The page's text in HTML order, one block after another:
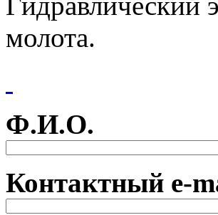
молота.
Ф.И.О.
Контактный e-